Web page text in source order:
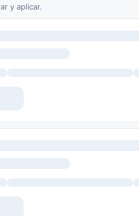
y aplicar.